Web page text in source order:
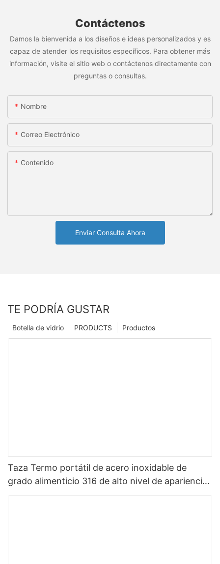
Contáctenos
Damos la bienvenida a los diseños e ideas personalizados y es
capaz de atender los requisitos específicos. Para obtener más
información, visite el sitio web o contáctenos directamente con
preguntas o consultas.
Nombre
Correo Electrónico
Contenido
Enviar Consulta Ahora
TE PODRÍA GUSTAR
Productos
PRODUCTS
Botella de vidrio
Taza Termo portátil de acero inoxidable de
grado alimenticio 316 de alto nivel de apariencia
Sanrio de dibujos animados portátil para niños